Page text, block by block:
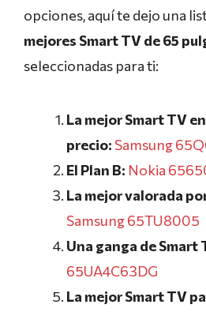
opciones, aquí te dejo una
mejores Smart TV de 65
seleccionadas para ti:
La mejor Smart TV
precio: Samsung
El Plan B: Nokia
La mejor valorada
Samsung 65TU8005
Una ganga de Smart
65UA4C63DG
La mejor Smart TV